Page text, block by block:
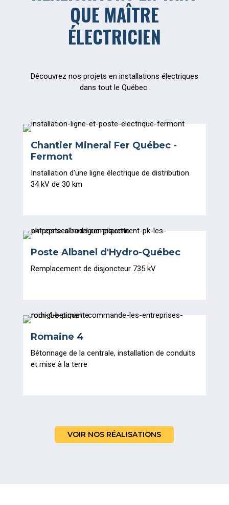
QUE MAÎTRE
ÉLECTRICIEN
Découvrez nos projets en installations électriques
dans tout le Québec.
Chantier Minerai Fer Québec -
Fermont
Installation d'une ligne électrique de distribution
34 kV de 30 km
Poste Albanel d'Hydro-Québec
Remplacement de disjoncteur 735 kV
Romaine 4
Bétonnage de la centrale, installation de conduits
et mise à la terre
VOIR NOS RÉALISATIONS